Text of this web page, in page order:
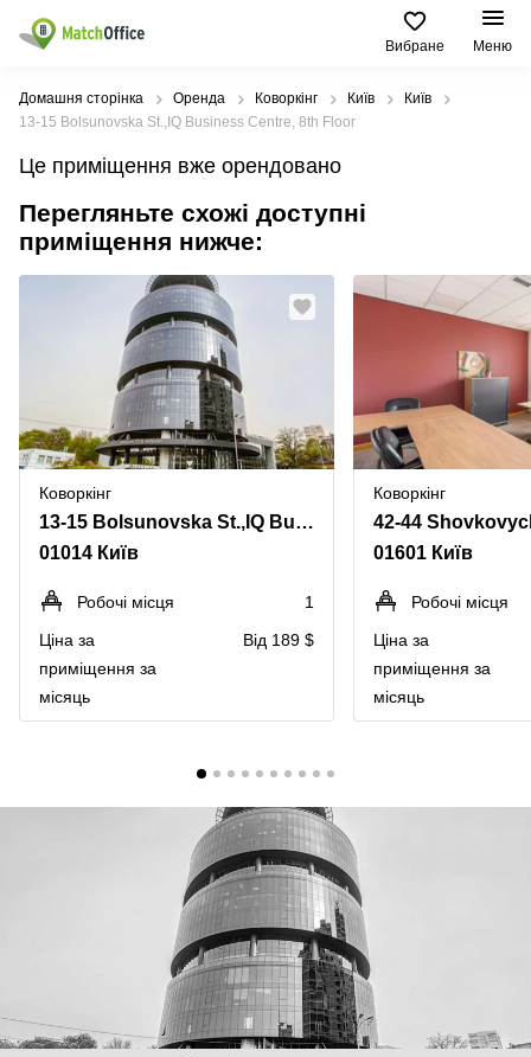
Вибране Меню
Орендувати
Тип
приміщення
Офіси
Коворкінги
Віртуальні
Популярні
міста
Київ
Подільський
Солом'янський
Львів
Івано-
Франківськ
Популярні
пошуки
Бізнес
центри
Печерському
Конференц-
зал Львів
Коворкінг
Київ
Допомога
Про нас
Здати в оренду
Домашня сторінка Оренда Коворкінг Київ
Київ
13-15 Bolsunovska St.,IQ Business Centre, 8th Floor
Це приміщення вже орендовано
Перегляньте схожі доступні
приміщення нижче:
Коворкінг
13-15 Bolsunovska St.,IQ Business Centre, 8th Floor
01014 Київ
Робочі місця
1
Ціна за
приміщення за
місяць
Від 189 $
Коворкінг
01601 Київ
Робочі місця
Ціна за
приміщення за
місяць